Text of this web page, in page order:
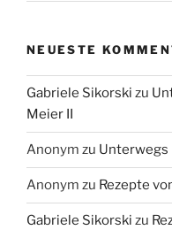
NEUESTE
Gabriele Sikorski zu
Meier II
Anonym zu Unterwegs
Anonym zu Rezepte
Gabriele Sikorski zu